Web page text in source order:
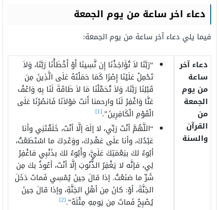
دعاء اخر ساعة من يوم الجمعة
فيما يلي دعاء آخر ساعة من يوم الجمعة:
دعاء آخر
ساعة
من يوم
الجمعة
من
القرآن
والسنة
“رَبَّنَا لاَ تُؤَاخِذْنَا إِن نَّسِينَا أَوْ أَخْطَأْنَا رَبَّنَا، وَلاَ
تَحْمِلْ عَلَيْنَا إِصْرًا كَمَا حَمَلْتَهُ عَلَى الَّذِينَ مِن
قَبْلِنَا رَبَّنَا، وَلاَ تُحَمِّلْنَا مَا لاَ طَاقَةَ لَنَا بِهِ وَاعْفُ
عَنَّا وَاغْفِرْ لَنَا وارحمنا أَنتَ مَوْلاَنَا فَانصُرْنَا عَلَى
الْقَوْمِ الْكَافِرِينَ”.[1]
“اللَّهُمَّ أنْتَ رَبِّي، لا إلَهَ إلَّا أنْتَ، خَلَقْتَنِي وأنا
عَبْدُكَ، وأنا علَى عَهْدِكَ، ووَعْدِكَ ما اسْتَطَعْتُ،
أبُوءُ لكَ بنِعْمَتِكَ عَلَيَّ، وأَبُوءُ لكَ بذَنْبِي فاغْفِرْ
لِي، فإنَّه لا يَغْفِرُ الذُّنُوبَ إلَّا أنْتَ، أعُوذُ بكَ مِن
شَرِّ ما صَنَعْتُ. إذا قالَ حِينَ يُمْسِي فَماتَ دَخَلَ
الجَنَّةَ، أوْ: كانَ مِن أهْلِ الجَنَّةِ، وإذا قالَ حِينَ
يُصْبِحُ فَماتَ مِن يَومِهِ مِثْلَهُ”.[2]